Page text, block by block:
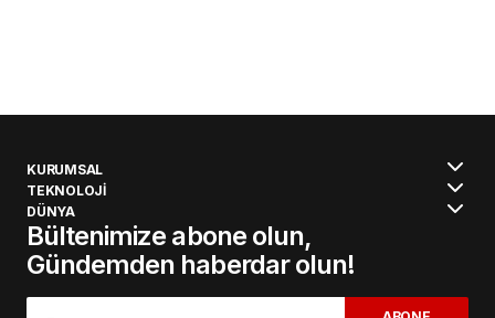
KURUMSAL
TEKNOLOJİ
DÜNYA
Bültenimize abone olun,
Gündemden haberdar olun!